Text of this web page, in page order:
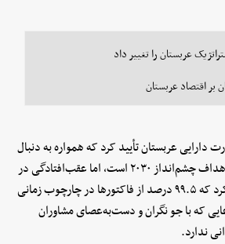
عربستان را تغییر داد
بر اقتصاد عربستان
دارایی عربستان تأیید کرد که همواره به دنبال
بازگشت سرمایه در راستای اهداف چشم‌انداز ۲۰۳۰ است، اما عقب‌افتادگی در
پرداخت‌ها را تکذیب و ادعا کرد که ۹۹.۵ درصد از فاکتورها در چارچوب زمانی
که با جو نگران و دست‌به‌عصای مشاوران
ندارد.